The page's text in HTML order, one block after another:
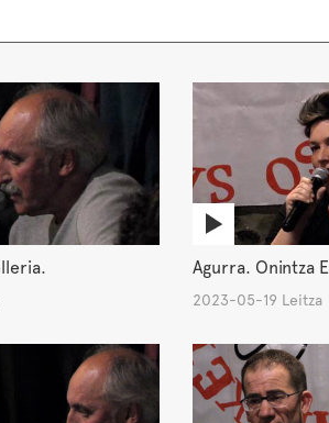
Agurra. Onintza
2023-05-19 Leitza